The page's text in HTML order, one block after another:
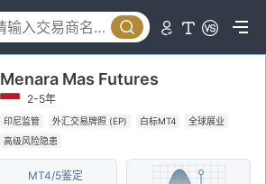
Menara Mas Futures
2-5年
印尼监管 外汇交易牌照 (EP) 白标MT4
全球展业
高级风险隐患
MT4/5鉴定